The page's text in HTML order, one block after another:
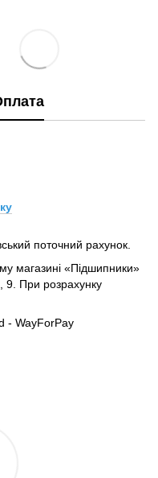
поточний рахунок.
магазині «Підшипники»
9. При розрахунку
- WayForPay